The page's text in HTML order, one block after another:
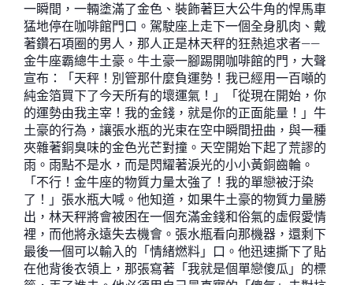
一瞬間，一輛塗滿了金色、裝飾著巨大公牛角的悍馬車
猛地停在咖啡館門口。駕駛座上走下一個全身肌肉、戴
著鑽石項圈的男人，那人正是林天秤的狂熱追求者——
金牛座霸總牛土豪。牛土豪一腳踢開咖啡館的門，大聲
宣布：「天秤！別管那什麼負運勢！我已經用一百噸的
純金箔買下了今天所有的壞運氣！」「從現在開始，你
的運勢由我主宰！我的金錢，就是你的正面能量！」牛
土豪的行為，讓張水瓶的光束在空中瞬間扭曲，與一種
夾雜著銅臭味的金色光芒對撞。天空開始下起了荒謬的
雨。雨點不是水，而是閃耀著淚光的小小黃銅齒輪。
「不行！金牛座的物質力量太強了！我的單戀被汙染
了！」張水瓶大喊。他知道，如果牛土豪的物質力量勝
出，林天秤將會被困在一個充滿金錢和俗氣的虛假愛情
裡，而他將永遠失去機會。張水瓶看向那機器，還剩下
最後一個可以輸入的「情緒燃料」口。他迅速撕下了貼
在他背後衣領上，那張寫著「我就是個單戀傻瓜」的標